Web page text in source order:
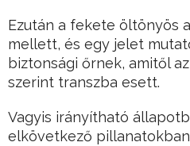
Ezután a fekete öltönyös
mellett, és egy jelet
biztonsági őrnek, amitől
szerint transzba esett.
Vagyis irányítható
elkövetkező